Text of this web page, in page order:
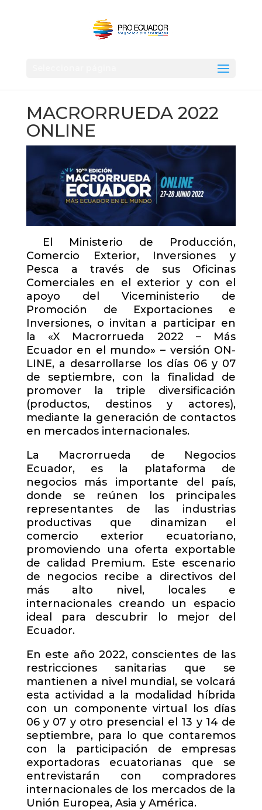
MACRORRUEDA 2022
ONLINE
El Ministerio de Producción,
Comercio Exterior, Inversiones y
Pesca a través de sus Oficinas
Comerciales en el exterior y con el
apoyo del Viceministerio de
Promoción de Exportaciones e
Inversiones, o invitan a participar en
la «X Macrorrueda 2022 – Más
Ecuador en el mundo» – versión ON-
LINE, a desarrollarse los días 06 y 07
de septiembre, con la finalidad de
promover la triple diversificación
(productos, destinos y actores),
mediante la generación de contactos
en mercados internacionales.
La Macrorrueda de Negocios
Ecuador, es la plataforma de
negocios más importante del país,
donde se reúnen los principales
representantes de las industrias
productivas que dinamizan el
comercio exterior ecuatoriano,
promoviendo una oferta exportable
de calidad Premium. Este escenario
de negocios recibe a directivos del
más alto nivel, locales e
internacionales creando un espacio
ideal para descubrir lo mejor del
Ecuador.
En este año 2022, conscientes de las
restricciones sanitarias que se
mantienen a nivel mundial, se volcará
esta actividad a la modalidad híbrida
con un componente virtual los días
06 y 07 y otro presencial el 13 y 14 de
septiembre, para lo que contaremos
con la participación de empresas
exportadoras ecuatorianas que se
entrevistarán con compradores
internacionales de los mercados de la
Unión Europea, Asia y América.